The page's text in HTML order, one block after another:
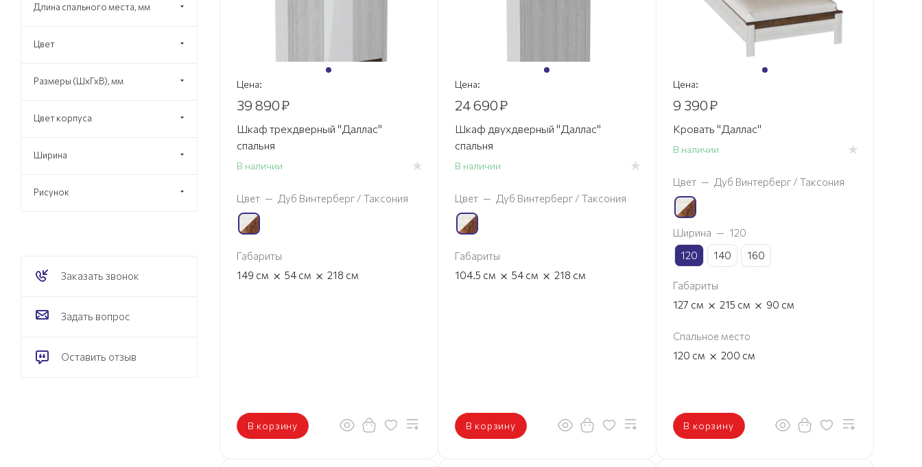
Цена:
39 890₽
Шкаф трехдверный "Даллас"
спальня
В наличии
Цвет — Дуб Винтерберг / Таксония
Габариты
149 см × 54 см × 218 см
В корзину
Цена:
24 690₽
Шкаф двухдверный "Даллас"
спальня
В наличии
Цвет — Дуб Винтерберг / Таксония
Габариты
104.5 см × 54 см × 218 см
В корзину
Цена:
9 390₽
Кровать "Даллас"
В наличии
Цвет — Дуб Винтерберг / Таксония
Ширина — 120
120
140 160
Габариты
127 см × 215 см × 90 см
Спальное место
120 см × 200 см
В корзину
Длина спального места, мм
Цвет
Размеры (ШхГхВ), мм
Цвет корпуса
Ширина
Рисунок
Заказать звонок
Задать вопрос
Оставить отзыв